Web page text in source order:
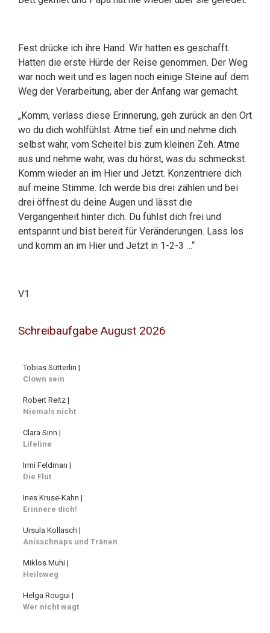
Fest drücke ich ihre Hand. Wir hatten es geschafft.
Hatten die erste Hürde der Reise genommen. Der Weg
war noch weit und es lagen noch einige Steine auf dem
Weg der Verarbeitung, aber der Anfang war gemacht.
„Komm, verlass diese Erinnerung, geh zurück an den Ort
wo du dich wohlfühlst. Atme tief ein und nehme dich
selbst wahr, vom Scheitel bis zum kleinen Zeh. Atme
aus und nehme wahr, was du hörst, was du schmeckst.
Komm wieder an im Hier und Jetzt. Konzentriere dich
auf meine Stimme. Ich werde bis drei zählen und bei
drei öffnest du deine Augen und lässt die
Vergangenheit hinter dich. Du fühlst dich frei und
entspannt und bist bereit für Veränderungen. Lass los
und komm an im Hier und Jetzt in 1-2-3 …“
V1
Schreibaufgabe August 2026
Tobias Sütterlin |
Clown sein
Robert Reitz |
Niemals nicht
Clara Sinn |
Lifeline
Irmi Feldman |
Die Flut
Ines Kruse-Kahn |
Erinnere dich!
Ursula Kollasch |
Anisschnaps und Tränen
Miklos Muhi |
Heilsweg
Helga Rougui |
Wer nicht wagt